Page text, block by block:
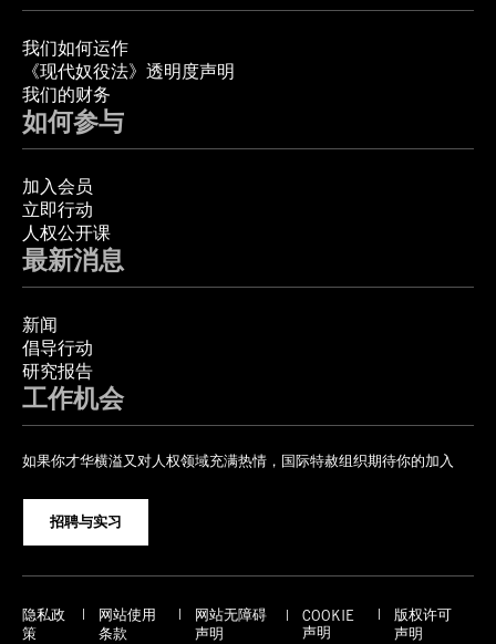
我们如何运作
《现代奴役法》透明度声明
我们的财务
如何参与
加入会员
立即行动
人权公开课
最新消息
新闻
倡导行动
研究报告
工作机会
如果你才华横溢又对人权领域充满热情，国际特赦组织期待你的加入
招聘与实习
隐私政
策
网站使用
条款
网站无障碍
声明
COOKIE
声明
版权许可
声明